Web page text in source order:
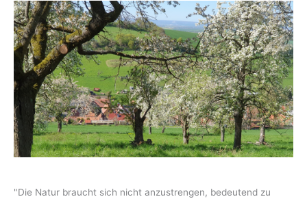
"Die Natur braucht sich nicht anzustrengen, bedeutend zu